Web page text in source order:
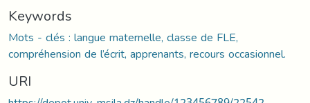
Keywords
Mots - clés : langue maternelle, classe de FLE,
compréhension de l’écrit, apprenants, recours occasionnel.
URI